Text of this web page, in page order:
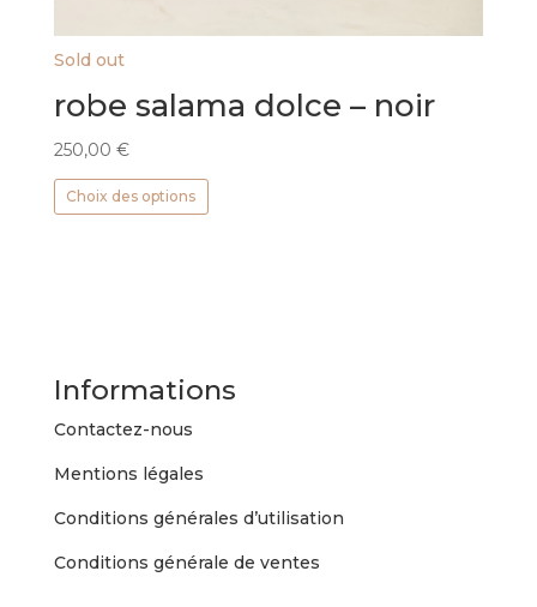
Sold out
robe salama dolce – noir
250,00 €
Choix des options
Ce
être
page
produit
Informations
Contactez-nous
Mentions légales
Conditions générales d’utilisation
Conditions générale de ventes